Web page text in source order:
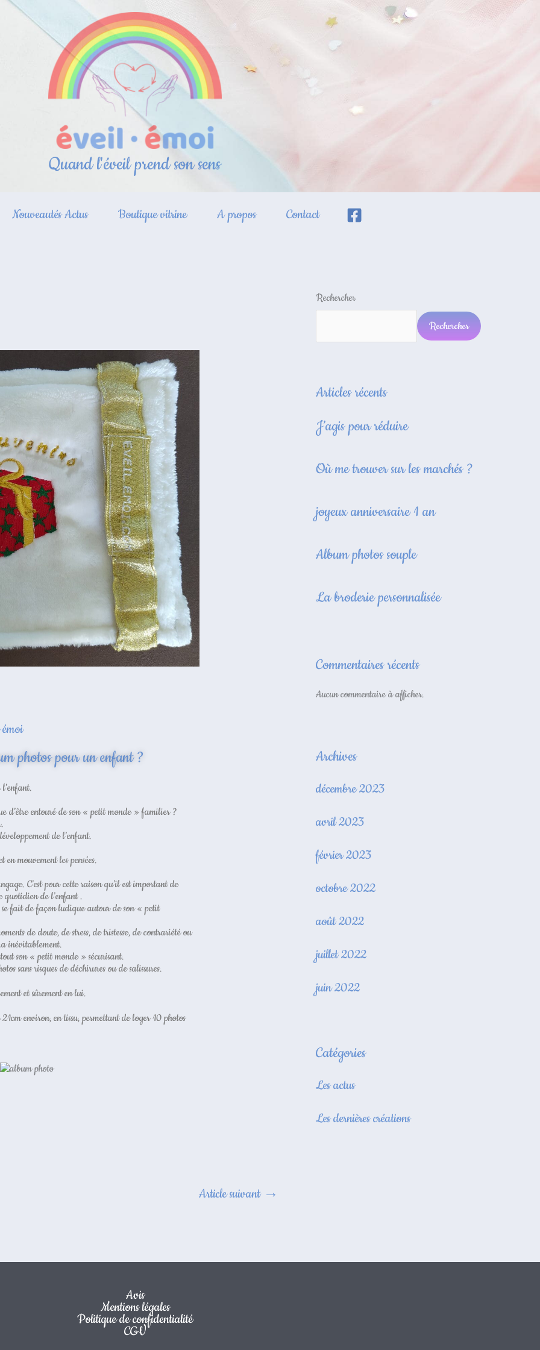
Quand l'éveil prend son sens
Nouveautés Actus Boutique vitrine A propos Contact
photos pour un enfant ?
d’être entouré de son « petit monde » familier ?
de l’enfant.
mouvement les pensées.
C’est pour cette raison qu’il est important de
quotidien de l’enfant .
fait de façon ludique autour de son « petit
de doute, de stress, de tristesse, de contrariété ou
inévitablement.
son « petit monde » sécurisant.
sans risques de déchirures ou de salissures.
et sûrement en lui.
environ, en tissu, permettant de loger 10 photos
Article suivant →
Rechercher
Rechercher
Articles récents
J’agis pour réduire
Où me trouver sur les marchés ?
joyeux anniversaire 1 an
Album photos souple
La broderie personnalisée
Commentaires récents
Aucun commentaire à afficher.
Archives
décembre 2023
avril 2023
février 2023
octobre 2022
août 2022
juillet 2022
juin 2022
Catégories
Les actus
Les dernières créations
Avis
Mentions légales
Politique de confidentialité
CGV